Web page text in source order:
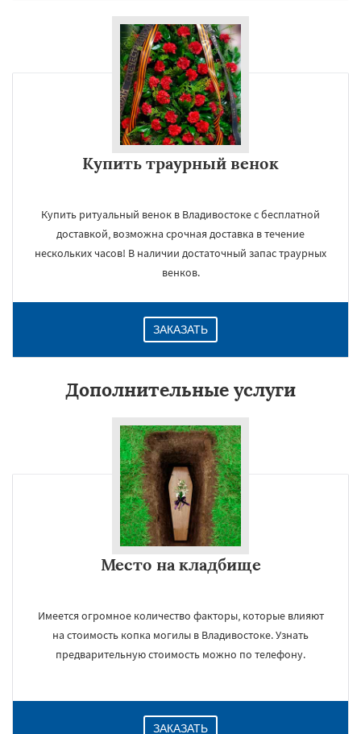
Купить траурный венок
Купить ритуальный венок в Владивостоке с бесплатной
доставкой, возможна срочная доставка в течение
нескольких часов! В наличии достаточный запас траурных
венков.
ЗАКАЗАТЬ
Дополнительные услуги
Место на кладбище
Имеется огромное количество факторы, которые влияют
на стоимость копка могилы в Владивостоке. Узнать
предварительную стоимость можно по телефону.
ЗАКАЗАТЬ
Даю согласие на обработку персональных данных